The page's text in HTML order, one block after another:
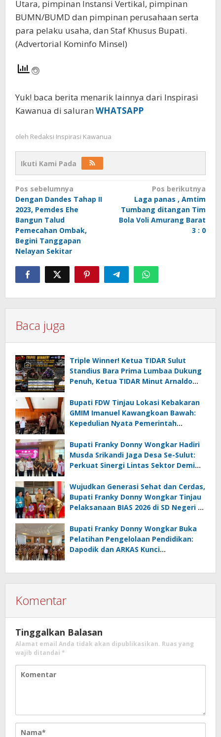
Utara, pimpinan Instansi Vertikal, pimpinan
BUMN/BUMD dan pimpinan perusahaan serta
para pelaku usaha, dan Staf Khusus Bupati.
(Advertorial Kominfo Minsel)
Yuk! baca berita menarik lainnya dari Inspirasi
Kawanua di saluran WHATSAPP
oleh Redaksi Inspirasi Kawanua
Ikuti Kami Pada
Navigasi
pos
Pos sebelumnya
Dengan Dandes Tahap II
2023, Pemdes Ehe
Bangun Talud
Pemecahan Ombak,
Begini Tanggapan
Nelayan Sekitar
Pos berikutnya
Laga panas , Amtim
Tumbang ditangan Tim
Bola Voli Amurang Barat
3 : 0
Baca juga
Triple Winner! Ketua TIDAR Sulut
Standius Bara Prima Lumbaa Dukung
Penuh, Ketua TIDAR Minut Arnaldo
05 MC JOE Sapu Bersih Tiga Gelar
Juara Umum
Bupati FDW Tinjau Lokasi Kebakaran
GMIM Imanuel Kawangkoan Bawah:
Kepedulian Nyata Pemerintah
Terdampak
Bupati Franky Donny Wongkar Hadiri
Musda Srikandi Jaga Desa Se-Sulut:
Perkuat Sinergi Lintas Sektor Demi
Wujudkan Generasi Sehat dan Cerdas,
Bupati Franky Donny Wongkar Tinjau
Pelaksanaan BIAS 2026 di SD Negeri 2
Bupati Franky Donny Wongkar Buka
Pelatihan Pengelolaan Pendidikan:
Dapodik dan ARKAS Kunci
Komentar
Tinggalkan Balasan
Alamat email Anda tidak akan dipublikasikan. Ruas yang
wajib ditandai *